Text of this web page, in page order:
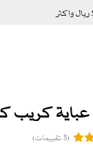
(3 تقييمات)